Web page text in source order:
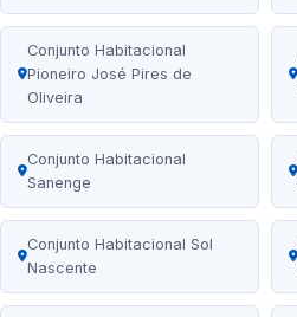
Conjunto Habitacional
Pioneiro José Pires de
Oliveira
Conjunto Habitacional
Sanenge
Conjunto Habitacional Sol
Nascente